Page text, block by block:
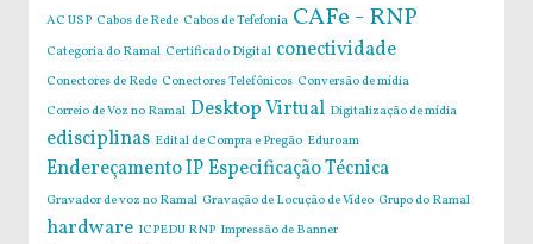
AC USP Cabos de Rede Cabos de Tefefonia CAFe - RNP
Categoria do Ramal Certificado Digital conectividade
Conectores de Rede Conectores Telefônicos Conversão de mídia
Correio de Voz no Ramal Desktop Virtual Digitalização de mídia
edisciplinas Edital de Compra e Pregão Eduroam
Endereçamento IPEspecificação Técnica
Gravador de voz no Ramal Gravação de Locução de Vídeo Grupo do Ramal
hardware ICPEDU RNP Impressão de Banner